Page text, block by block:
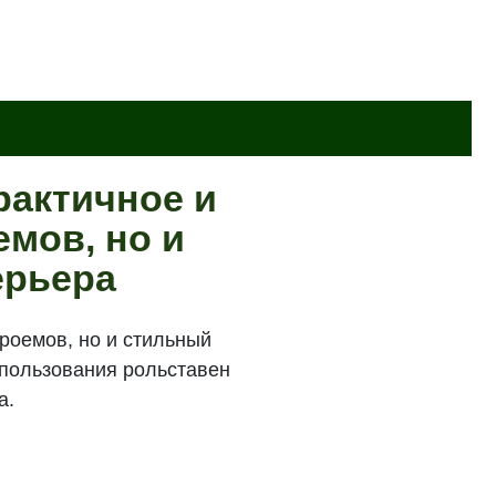
и
но и
но и стильный
рольставен